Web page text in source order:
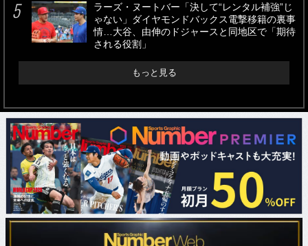
ラーズ・ヌートバー「決して“レンタル補強”じ
ゃない」ダイヤモンドバックス電撃移籍の裏事
情…大谷、由伸のドジャースと同地区で「期待
される役割」
もっと見る